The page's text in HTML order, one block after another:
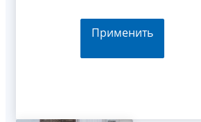
Применить